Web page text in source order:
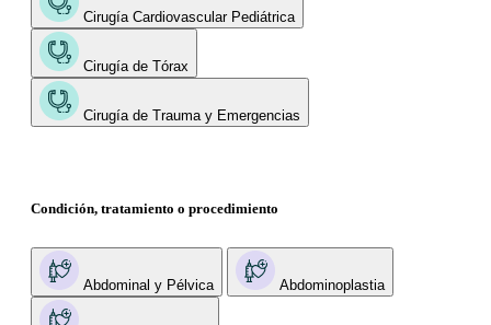
Cirugía Cardiovascular Pediátrica
Cirugía de Tórax
Cirugía de Trauma y Emergencias
Condición, tratamiento o procedimiento
Abdominal y Pélvica Abdominoplastia